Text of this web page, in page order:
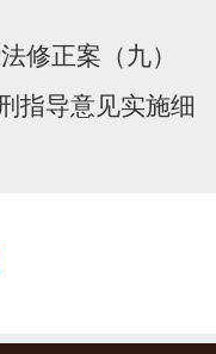
修正案（九）
指导意见实施细